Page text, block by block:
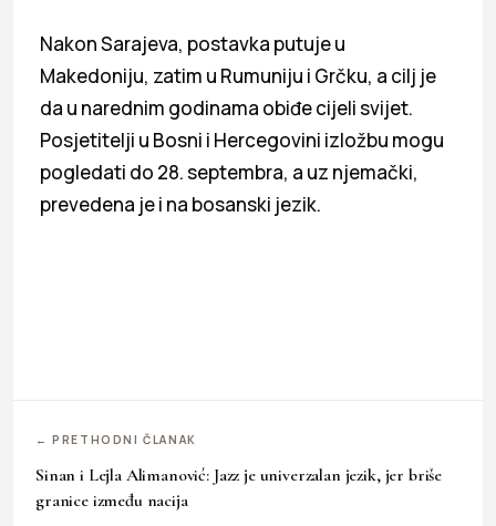
Nakon Sarajeva, postavka putuje u
Makedoniju, zatim u Rumuniju i Grčku, a cilj je
da u narednim godinama obiđe cijeli svijet.
Posjetitelji u Bosni i Hercegovini izložbu mogu
pogledati do 28. septembra, a uz njemački,
prevedena je i na bosanski jezik.
← PRETHODNI ČLANAK
Sinan i Lejla Alimanović: Jazz je univerzalan jezik, jer briše
granice između nacija